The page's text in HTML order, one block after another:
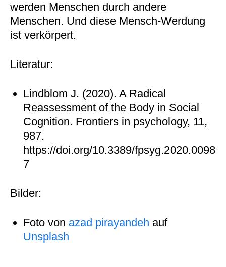
werden Menschen durch andere
Menschen. Und diese Mensch-Werdung
ist verkörpert.
Literatur:
Lindblom J. (2020). A Radical
Reassessment of the Body in Social
Cognition. Frontiers in psychology, 11,
987.
https://doi.org/10.3389/fpsyg.2020.0098
7
Bilder:
Foto von azad pirayandeh auf
Unsplash